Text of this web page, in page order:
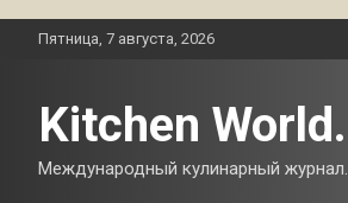
ПерейтиПятница, 7 августа, 2026
Kitchen World.
Международный кулинарный журнал.